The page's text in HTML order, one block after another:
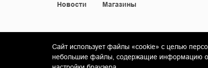
Новости
Магазины
© Copyright 2013-2026 KERAMA MARAZZI,
Сайт использует файлы «cookie» с целью
небольшие файлы, содержащие информацию о